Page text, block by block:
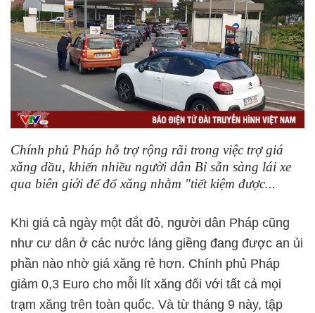
Chính phủ Pháp hỗ trợ rộng rãi trong việc trợ giá
xăng dầu, khiến nhiều người dân Bỉ sẵn sàng lái xe
qua biên giới để đổ xăng nhằm "tiết kiệm được...
Khi giá cả ngày một đắt đỏ, người dân Pháp cũng
như cư dân ở các nước láng giềng đang được an ủi
phần nào nhờ giá xăng rẻ hơn. Chính phủ Pháp
giảm 0,3 Euro cho mỗi lít xăng đối với tất cả mọi
trạm xăng trên toàn quốc. Và từ tháng 9 này, tập